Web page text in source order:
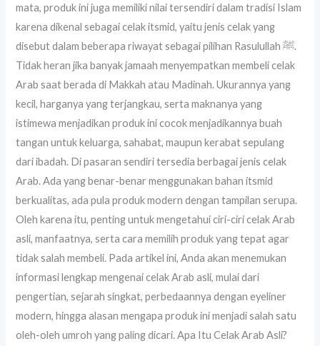
mata, produk ini juga memiliki nilai tersendiri dalam tradisi Islam
karena dikenal sebagai celak itsmid, yaitu jenis celak yang
disebut dalam beberapa riwayat sebagai pilihan Rasulullah ﷺ.
Tidak heran jika banyak jamaah menyempatkan membeli celak
Arab saat berada di Makkah atau Madinah. Ukurannya yang
kecil, harganya yang terjangkau, serta maknanya yang
istimewa menjadikan produk ini cocok menjadikannya buah
tangan untuk keluarga, sahabat, maupun kerabat sepulang
dari ibadah. Di pasaran sendiri tersedia berbagai jenis celak
Arab. Ada yang benar-benar menggunakan bahan itsmid
berkualitas, ada pula produk modern dengan tampilan serupa.
Oleh karena itu, penting untuk mengetahui ciri-ciri celak Arab
asli, manfaatnya, serta cara memilih produk yang tepat agar
tidak salah membeli. Pada artikel ini, Anda akan menemukan
informasi lengkap mengenai celak Arab asli, mulai dari
pengertian, sejarah singkat, perbedaannya dengan eyeliner
modern, hingga alasan mengapa produk ini menjadi salah satu
oleh-oleh umroh yang paling dicari. Apa Itu Celak Arab Asli?